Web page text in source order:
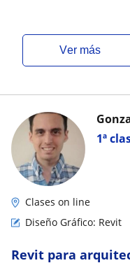
ver más
1ª
Clases on line
Diseño Gráfico: Revit
Revit para